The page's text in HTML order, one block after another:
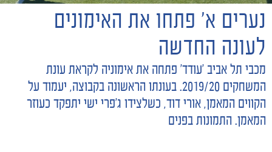
חדשות
נערים א׳ פתחו את האימונים
לעונה החדשה
מכבי תל אביב ׳עודד׳ פתחה את אימוניה לקראת עונת
המשחקים 2019/20. בעונתו הראשונה בקבוצה, יעמוד על
הקווים המאמן, אורי דוד, כשלצידו ג׳פרי ישי יתפקד כעוזר
המאמן. התמונות בפנים